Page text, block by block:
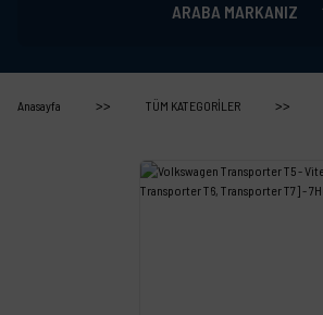
ARABA MARKANIZ
Anasayfa TÜM KATEGORİLER